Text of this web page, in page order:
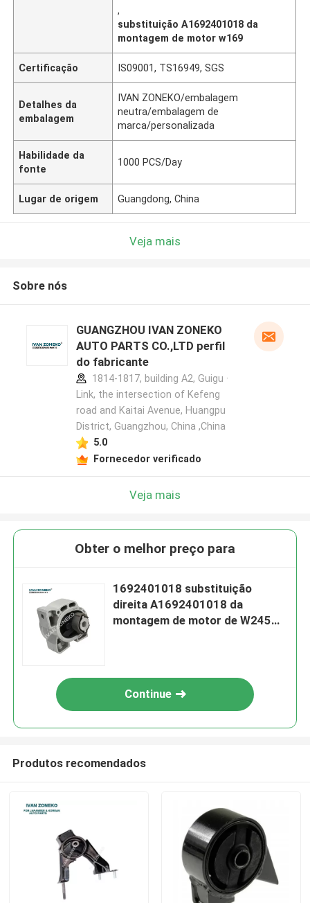
,
substituição A1692401018 da
montagem de motor w169
Certificação IS09001, TS16949, SGS
Detalhes da
embalagem
IVAN ZONEKO/embalagem
neutra/embalagem de
marca/personalizada
Habilidade da
fonte
1000 PCS/Day
Lugar de origem Guangdong, China
Veja mais
Sobre nós
GUANGZHOU IVAN ZONEKO
AUTO PARTS CO.,LTD perfil
do fabricante
1814-1817, building A2, Guigu ·
Link, the intersection of Kefeng
road and Kaitai Avenue, Huangpu
District, Guangzhou, China ,China
5.0
Fornecedor verificado
Veja mais
Obter o melhor preço para
1692401018 substituição
direita A1692401018 da
montagem de motor de W245
Continue
Produtos recomendados